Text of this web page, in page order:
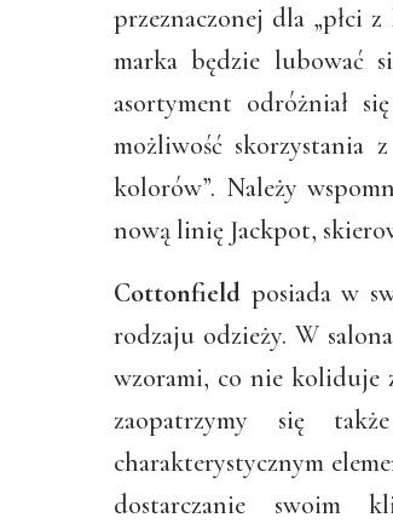
przeznaczonej dla „płci
marka będzie lubować
asortyment odróżniał
możliwość skorzystania
kolorów”. Należy
nową linię Jackpot,
Cottonfield posiada w
rodzaju odzieży. W
wzorami, co nie koliduje
zaopatrzymy się
charakterystycznym
dostarczanie swoim